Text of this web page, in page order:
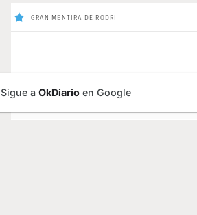
GRAN MENTIRA DE RODRI
ÚLTIMAS
NOTICIAS
Sigue a OkDiario en Google